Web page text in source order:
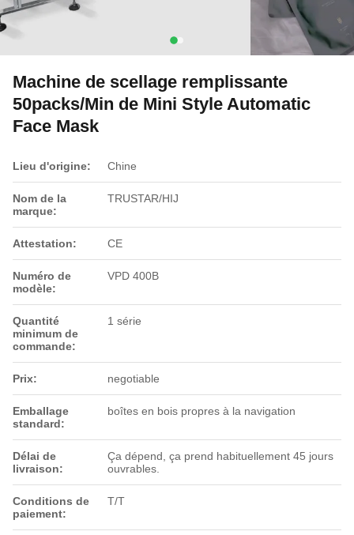
Machine de scellage remplissante
50packs/Min de Mini Style Automatic
Face Mask
Lieu d'origine: Chine
Nom de la
marque:
TRUSTAR/HIJ
Attestation: CE
Numéro de
modèle:
VPD 400B
Quantité
minimum de
commande:
1 série
Prix: negotiable
Emballage
standard:
boîtes en bois propres à la navigation
Délai de
livraison:
Ça dépend, ça prend habituellement 45 jours
ouvrables.
Conditions de
paiement:
T/T